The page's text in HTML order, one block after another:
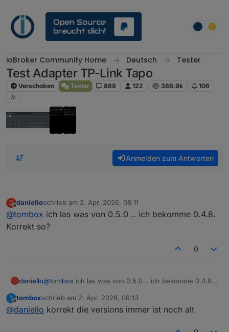
ioBroker Community Home Deutsch Tester
Test Adapter TP-Link Tapo
Verschoben Tester 868 122 386.9k 106
Anmelden zum Antworten
D
Offline
danielloschrieb am 2. Apr. 2026, 08:11
zuletzt editiert von
@tombox ich las was von 0.5.0 .. ich bekomme 0.4.8.
Korrekt so?
0
D daniello@tombox ich las was von 0.5.0 .. ich bekomme 0.4.8.
T
Offline
tomboxschrieb am 2. Apr. 2026, 08:13
zuletzt editiert von
@daniello korrekt die versions immer ist noch alt